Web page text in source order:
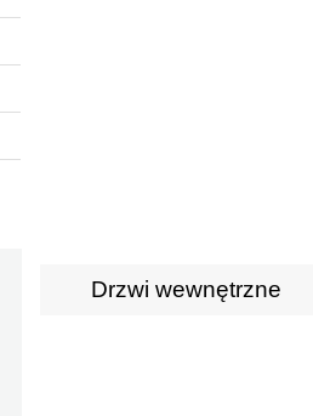
Drzwi wewnętrzne